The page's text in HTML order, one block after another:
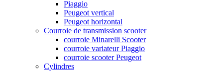
Piaggio
Peugeot vertical
Peugeot horizontal
Courroie de transmission scooter
courroie Minarelli Scooter
courroie variateur Piaggio
courroie scooter Peugeot
Cylindres